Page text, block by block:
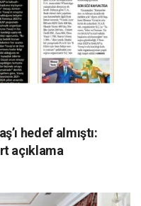
hedef almıştı:
açıklama